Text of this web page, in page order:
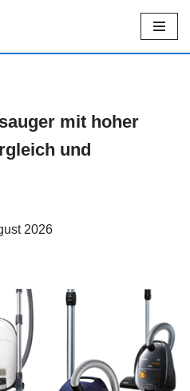
mit hoher
und
2026